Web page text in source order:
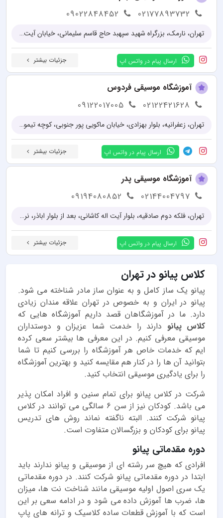
02177893732
09022848452
تهران، نارمک، بزرگراه شهید سپهبد حاج قاسم سلیمانی، خیابان آیت‌الله جلالی خمینی (آیت شمالی سابق)، پلاک ۸۵۶، ساختمان نارستان، طبقه ۲
ارسال پیام در واتس اپ جزئیات بیشتر
آموزشگاه موسیقی فردوس
02122421628
09122017005
تهران، زعفرانیه، بلوار بهزادی، خیابان ماکویی پور جنوبی، کوچه تیموریان، کوچه سوداچی، پلاک ۶، واحد ۳
ارسال پیام در واتس اپ جزئیات بیشتر
آموزشگاه موسیقی پدر
02144004797
09194080852
تهران، فلکه دوم صادقیه، بلوار آیت اله کاشانی، بعد از بلوار اباذر، نرسیده به خیابان مهران، پلاک 89، طبقه اول
ارسال پیام در واتس اپ جزئیات بیشتر
کلاس پیانو در تهران
پیانو یک ساز کامل و به عنوان ساز مادر شناخته می شود.
پیانو در ایران و به خصوص در تهران علاقه مندان زیادی
دارد. ما در آموزشگاهان قصد داریم آموزشگاه هایی که
کلاس پیانو دارند را خدمت شما عزیزان و دوستداران
موسیقی معرفی کنیم. در این معرفی ها بیشتر سعی کرده
ایم که خدمات خاص هر آموزشگاه را بررسی کنیم تا شما
بتوانید آن ها را در کنار هم مقایسه کنید و بهترین آموزشگاه
را برای یادگیری موسیقی انتخاب کنید.
شرکت در کلاس پیانو برای تمام سنین و افراد امکان پذیر
می باشد. کودکان نیز از سن 6 سالگی می توانند در کلاس
پیانو شرکت کنند. البته ناگفته نماند روش های تدریس
پیانو برای کودکان و بزرگسالان متفاوت است.
دوره مقدماتی پیانو
افرادی که هیچ سر رشته ای از موسیقی و پیانو ندارند باید
ابتدا در دوره مقدماتی پیانو شرکت کنند. در دوره مقدماتی
یک سری اصول اولیه موسیقی مانند شناخت نت ها، میزان
ها، ضرب ها آموزش داده می شود و در ادامه سعی بر این
است که با آموزش قطعات ساده کلاسیک و ترانه های پاپ